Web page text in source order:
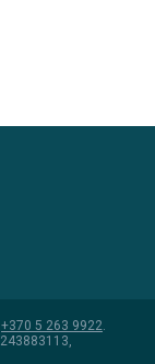
+370 5 263 9922